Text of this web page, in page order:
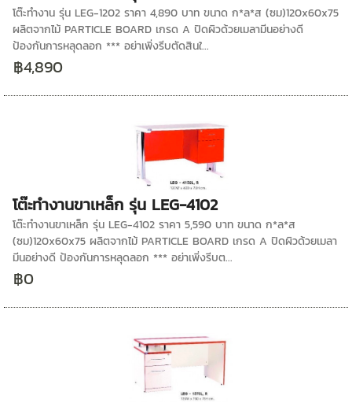
โต๊ะทำงาน รุ่น LEG-1202 ราคา 4,890 บาท ขนาด ก*ล*ส (ซม)120x60x75
ผลิตจากไม้ PARTICLE BOARD เกรด A ปิดผิวด้วยเมลามีนอย่างดี
ป้องกันการหลุดลอก *** อย่าเพิ่งรีบตัดสินใ...
฿4,890
โต๊ะทำงานขาเหล็ก รุ่น LEG-4102
โต๊ะทำงานขาเหล็ก รุ่น LEG-4102 ราคา 5,590 บาท ขนาด ก*ล*ส
(ซม)120x60x75 ผลิตจากไม้ PARTICLE BOARD เกรด A ปิดผิวด้วยเมลา
มีนอย่างดี ป้องกันการหลุดลอก *** อย่าเพิ่งรีบต...
฿0